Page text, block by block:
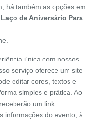
há também as opções em
de Aniversário Para
única com nossos
serviço oferece um site
editar cores, textos e
simples e prática. Ao
um link
informações do evento, à